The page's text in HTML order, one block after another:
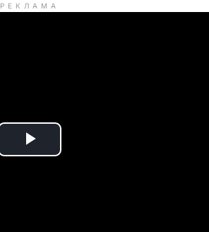
РЕКЛАМА
P